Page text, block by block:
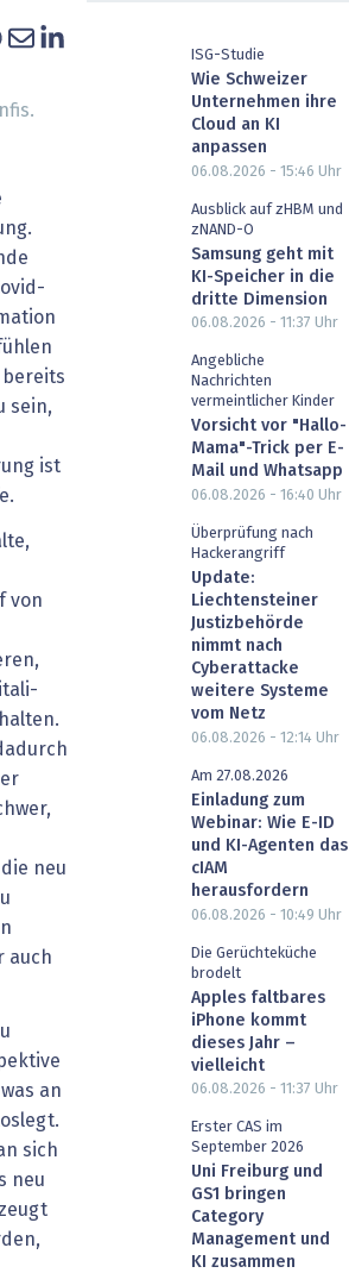
Co.
IT for Health
Artificial Intelligence
Fintech & Insurtech
Professional AV & Digital Signage
» alle Specials
sein,
ist
von
neu
auch
an
sich
neu
ISG-Studie
Wie Schweizer
Unternehmen ihre
Cloud an KI
anpassen
06.08.2026 - 15:46 Uhr
Ausblick auf zHBM und
zNAND-O
Samsung geht mit
KI-Speicher in die
dritte Dimension
06.08.2026 - 11:37 Uhr
Angebliche
Nachrichten
vermeintlicher Kinder
Vorsicht vor "Hallo-
Mama"-Trick per E-
Mail und Whatsapp
06.08.2026 - 16:40 Uhr
Überprüfung nach
Hackerangriff
Update:
Liechtensteiner
Justizbehörde
nimmt nach
Cyberattacke
weitere Systeme
vom Netz
06.08.2026 - 12:14 Uhr
Am 27.08.2026
Einladung zum
Webinar: Wie E-ID
und KI-Agenten das
cIAM
herausfordern
06.08.2026 - 10:49 Uhr
Die Gerüchteküche
brodelt
Apples faltbares
iPhone kommt
dieses Jahr –
vielleicht
06.08.2026 - 11:37 Uhr
Erster CAS im
September 2026
Uni Freiburg und
GS1 bringen
Category
Management und
KI zusammen